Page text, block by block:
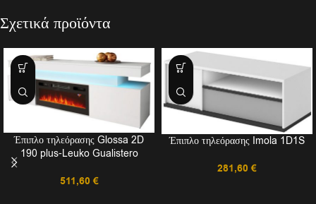
Σχετικά προϊόντα
Έπιπλο τηλεόρασης Glossa 2D
190 plus-Leuko Gualistero
511,60 €
Έπιπλο τηλεόρασης Imola 1D1S
281,60 €